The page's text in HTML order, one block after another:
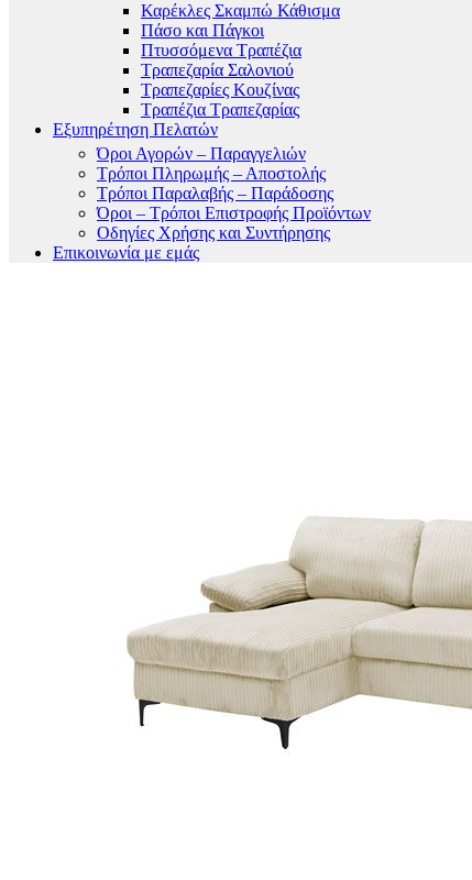
Καρέκλες Σκαμπώ Κάθισμα
Πάσο και Πάγκοι
Πτυσσόμενα Τραπέζια
Τραπεζαρία Σαλονιού
Τραπεζαρίες Κουζίνας
Τραπέζια Τραπεζαρίας
Εξυπηρέτηση Πελατών
Όροι Αγορών – Παραγγελιών
Τρόποι Πληρωμής – Αποστολής
Τρόποι Παραλαβής – Παράδοσης
Όροι – Τρόποι Επιστροφής Προϊόντων
Οδηγίες Χρήσης και Συντήρησης
Επικοινωνία με εμάς